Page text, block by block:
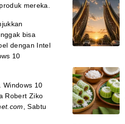
mereka.
bisa
dengan Intel
10
Windows 10
Robert Ziko
, Sabtu